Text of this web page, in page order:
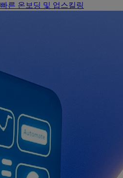
빠른 온보딩 및 업스킬링